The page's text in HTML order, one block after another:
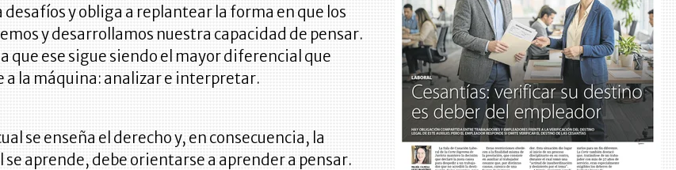
y obliga a replantear la forma en que los
y desarrollamos nuestra capacidad de pensar.
que ese sigue siendo el mayor diferencial que
la máquina: analizar e interpretar.
se enseña el derecho y, en consecuencia, la
se aprende, debe orientarse a aprender a pensar.